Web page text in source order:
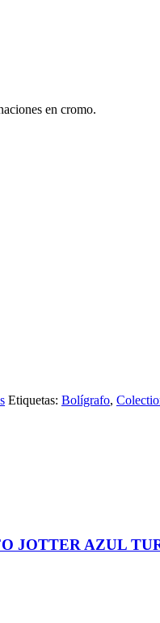
en cromo.
Etiquetas: Bolígrafo,
JOTTER AZUL